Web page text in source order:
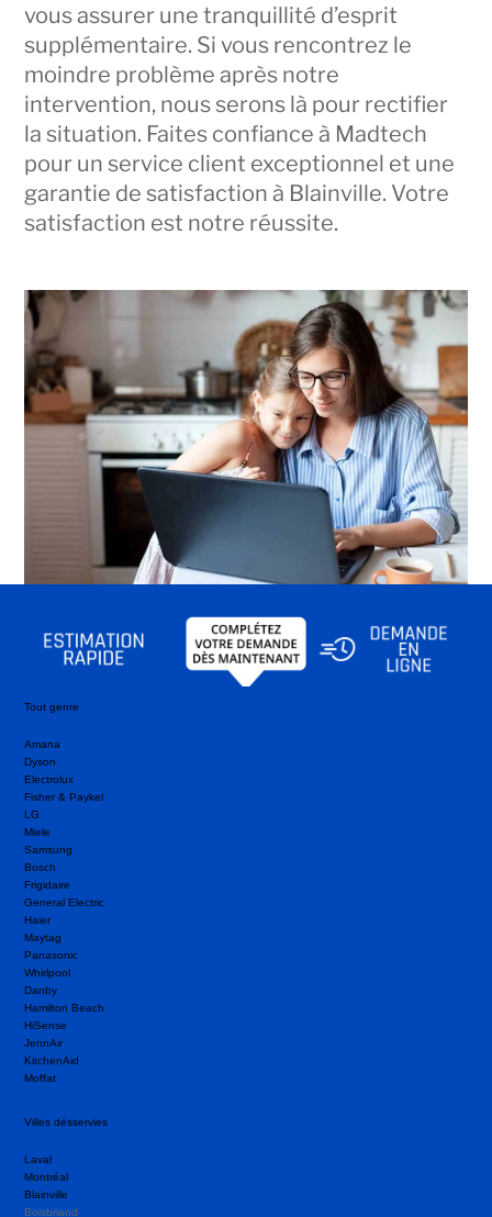
vous assurer une tranquillité d’esprit
supplémentaire. Si vous rencontrez le
moindre problème après notre
intervention, nous serons là pour rectifier
la situation. Faites confiance à Madtech
pour un service client exceptionnel et une
garantie de satisfaction à Blainville. Votre
satisfaction est notre réussite.
Tout genre
Amana
Dyson
Electrolux
Fisher & Paykel
LG
Miele
Samsung
Bosch
Frigidaire
General Electric
Haier
Maytag
Panasonic
Whirlpool
Danby
Hamilton Beach
HiSense
JennAir
KitchenAid
Moffat
Villes désservies
Laval
Montréal
Blainville
Boisbriand